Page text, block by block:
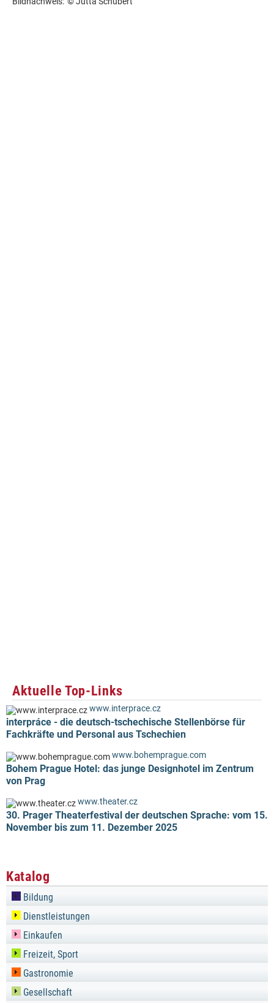
Aktuelle Top-Links
www.interprace.cz
interpráce - die deutsch-tschechische Stellenbörse für
Fachkräfte und Personal aus Tschechien
www.bohemprague.com
Bohem Prague Hotel: das junge Designhotel im Zentrum
von Prag
www.theater.cz
30. Prager Theaterfestival der deutschen Sprache: vom 15.
November bis zum 11. Dezember 2025
Katalog
Bildung
Dienstleistungen
Einkaufen
Freizeit, Sport
Gastronomie
Gesellschaft